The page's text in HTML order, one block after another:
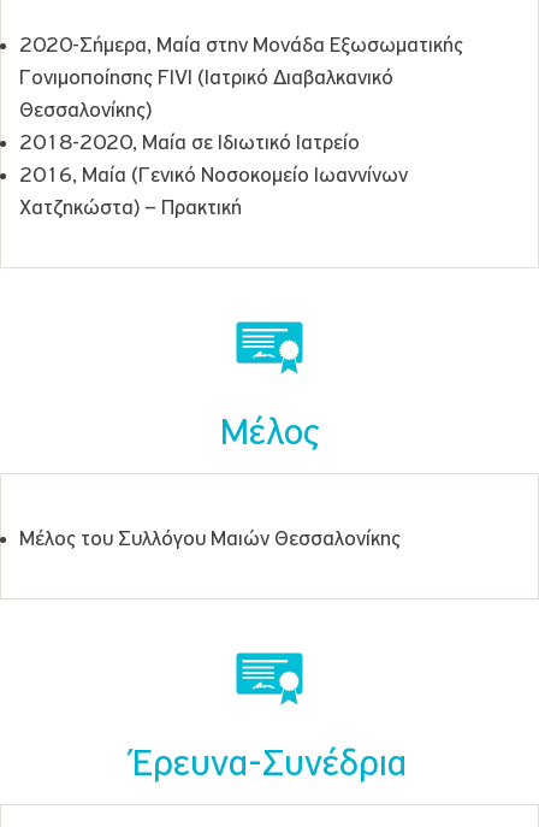
2020-Σήμερα, Μαία στην Μονάδα Εξωσωματικής
Γονιμοποίησης FIVI (Ιατρικό Διαβαλκανικό
Θεσσαλονίκης)
2018-2020, Μαία σε Ιδιωτικό Ιατρείο
2016, Μαία (Γενικό Νοσοκομείο Ιωαννίνων
Χατζηκώστα) – Πρακτική
Μέλος
Μέλος του Συλλόγου Μαιών Θεσσαλονίκης
Έρευνα-Συνέδρια